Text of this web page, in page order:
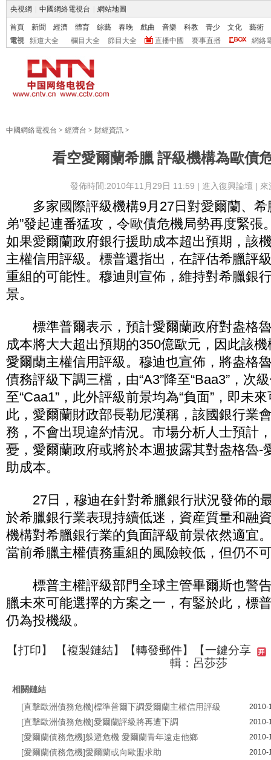
央視網 中國網絡電視台 網站地圖
首頁 新聞 經濟 體育 綜藝 春晚 戲曲 音樂 科教 青少 文化
藝術
電視
頻道大全 欄目大全 節目大全 直播中國 賽事直播 網絡
中國網絡電視台 > 經濟台 > 財經資訊 >
看空愛爾蘭希臘 評級機構為歐債
發佈時間:2010年11月29日 11:59 | 進入復興論壇 | 來
多家國際評級機構9月27日對愛爾蘭、希
弟”發起連番猛攻，令歐債危機局勢再度緊張
如果愛爾蘭政府銀行援助成本超出預期，該
主權信用評級。標普還指出，在評估希臘評
重組的可能性。穆迪則宣佈，維持對希臘銀
景。
標準普爾表示，預計愛爾蘭政府對盎格
成本將大大超出預期的350億歐元，因此該
愛爾蘭主權信用評級。穆迪也宣佈，將盎格
債務評級下調三檔，由“A3”降至“Baa3”，次
至“Caa1”，此外評級前景均為“負面”，即未
此，愛爾蘭財政部長勒尼漢稱，該國銀行業
務，不會出現違約情況。市場分析人士預計
憂，愛爾蘭政府或將於本週披露其對盎格魯-
助成本。
27日，穆迪在針對希臘銀行狀況發佈的
於希臘銀行業表現持續低迷，資産質量和融
機構對希臘銀行業的負面評級前景依然適宜
當前希臘主權債務重組的風險較低，但仍不
標普主權評級部門全球主管畢爾斯也警
臘未來可能選擇的方案之一，有鋻於此，標
仍為投機級。
【打印】 【複製鏈結】【轉發郵件】
【一鍵分享
輯：呂莎莎
相關鏈結
[直擊歐洲債務危機]標準普爾下調愛爾蘭主權信用評級
2010-
[直擊歐洲債務危機]愛爾蘭評級將再遭下調 2010-
[愛爾蘭債務危機]躲避危機 愛爾蘭青年遠走他鄉 2010-
[愛爾蘭債務危機]愛爾蘭或向歐盟求助 2010-